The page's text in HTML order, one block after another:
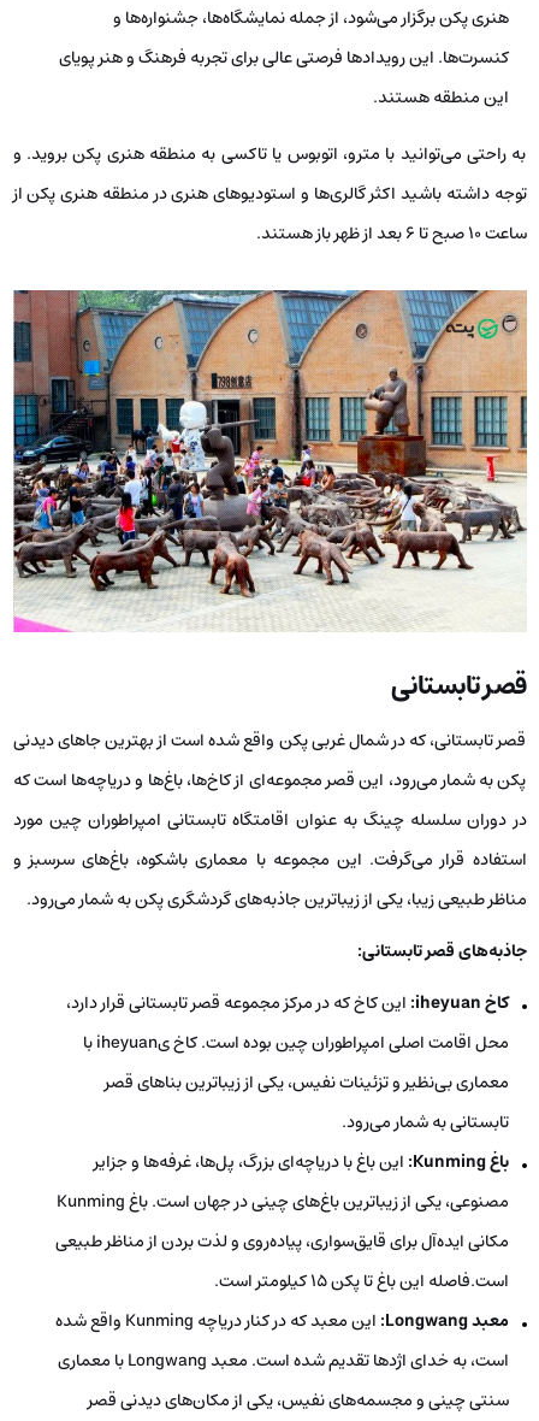
هنری پکن برگزار می‌شود، از جمله نمایشگاه‌ها، جشنواره‌ها و
کنسرت‌ها. این رویدادها فرصتی عالی برای تجربه فرهنگ و هنر پویای
این منطقه هستند.
به راحتی می‌توانید با مترو، اتوبوس یا تاکسی به منطقه هنری پکن بروید. و
توجه داشته باشید اکثر گالری‌ها و استودیوهای هنری در منطقه هنری پکن از
ساعت 10 صبح تا 6 بعد از ظهر باز هستند.
قصر تابستانی
قصر تابستانی، که در شمال غربی پکن واقع شده است از بهترین جاهای دیدنی
پکن به شمار می‌رود، این قصر مجموعه‌ای از کاخ‌ها، باغ‌ها و دریاچه‌ها است که
در دوران سلسله چینگ به عنوان اقامتگاه تابستانی امپراطوران چین مورد
استفاده قرار می‌گرفت. این مجموعه با معماری باشکوه، باغ‌های سرسبز و
مناظر طبیعی زیبا، یکی از زیباترین جاذبه‌های گردشگری پکن به شمار می‌رود.
جاذبه‌های قصر تابستانی:
کاخiheyuan
: این کاخ که در مرکز مجموعه قصر تابستانی قرار دارد،
محل اقامت اصلی امپراطوران چین بوده است. کاخ یiheyuan با
معماری بی‌نظیر و تزئینات نفیس، یکی از زیباترین بناهای قصر
تابستانی به شمار می‌رود.
باغ Kunming:
این باغ با دریاچه‌ای بزرگ، پل‌ها، غرفه‌ها و جزایر
مصنوعی، یکی از زیباترین باغ‌های چینی در جهان است. باغ Kunming
مکانی ایده‌آل برای قایق‌سواری، پیاده‌روی و لذت بردن از مناظر طبیعی
است.فاصله این باغ تا پکن 15 کیلومتر است.
معبد Longwang:
این معبد که در کنار دریاچه Kunming واقع شده
است، به خدای اژدها تقدیم شده است. معبد Longwang با معماری
سنتی چینی و مجسمه‌های نفیس، یکی از مکان‌های دیدنی قصر